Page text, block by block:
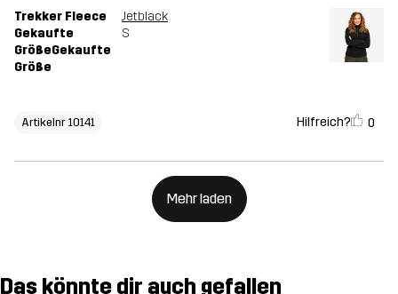
Trekker Fleece
Jetblack
Gekaufte
GrößeGekaufte
Größe
S
Artikelnr 10141 Hilfreich? 0
Mehr laden
Das könnte dir auch gefallen